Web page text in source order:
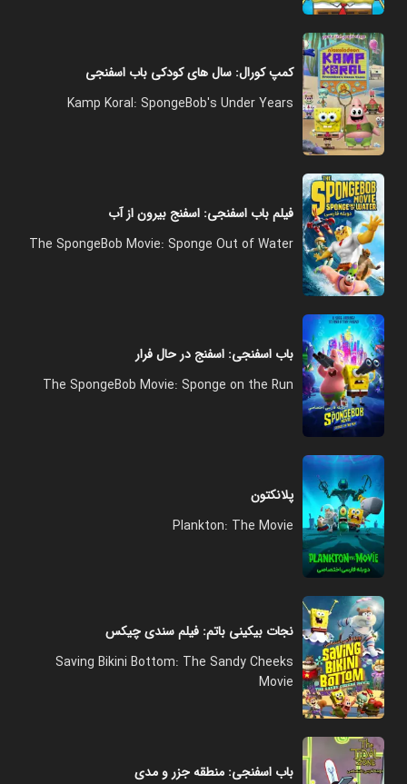
کمپ کورال: سال های کودکی باب اسفنجی
Kamp Koral: SpongeBob's Under Years
فیلم باب‌ اسفنجی: اسفنج بیرون از آب
The SpongeBob Movie: Sponge Out of Water
باب اسفنجی: اسفنج در حال فرار
The SpongeBob Movie: Sponge on the Run
پلانکتون
Plankton: The Movie
نجات بیکینی باتم: فیلم سندی چیکس
Saving Bikini Bottom: The Sandy Cheeks
Movie
باب اسفنجی: منطقه جزر و مدی